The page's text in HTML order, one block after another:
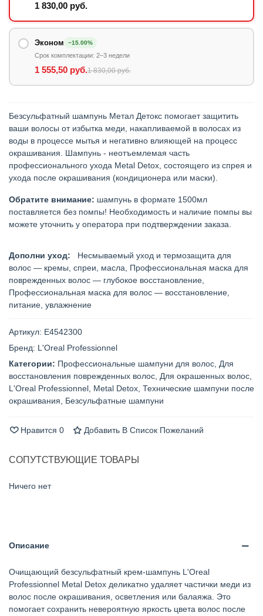
1 830,00 руб.
Эконом −15.00%
Срок комплектации: 2–3 недели
1 555,50 руб.1 830,00 руб.
Безсульфатный шампунь Метал Детокс помогает защитить
ваши волосы от избытка меди, накапливаемой в волосах из
воды в процессе мытья и негативно влияющей на процесс
окрашивания. Шампунь - неотъемлемая часть
профессионального ухода Metal Detox, состоящего из спрея и
ухода после окрашивания (кондиционера или маски).
Обратите внимание: шампунь в формате 1500мл
поставляется без помпы! Необходимость и наличие помпы вы
можете уточнить у оператора при подтверждении заказа.
Дополни уход:
Несмываемый уход и термозащита для
волос — кремы, спреи, масла
Профессиональная маска для
поврежденных волос — глубокое восстановление
Профессиональная маска для волос — восстановление,
питание, увлажнение
Артикул: E4542300
Бренд: L'Oreal Professionnel
Категории: Профессиональные шампуни для волос Для
восстановления поврежденных волос Для окрашенных волос
L'Oreal Professionnel Metal Detox Технические шампуни после
окрашивания
Безсульфатные шампуни
Нравится 0 Добавить В Список Пожеланий
СОПУТСТВУЮЩИЕ ТОВАРЫ
Ничего нет
Описание
Очищающий безсульфатный крем-шампунь L'Oreal
Professionnel Metal Detox деликатно удаляет частички меди из
волос после окрашивания, осветления или балаяжа. Это
помогает сохранить невероятную яркость цвета волос после